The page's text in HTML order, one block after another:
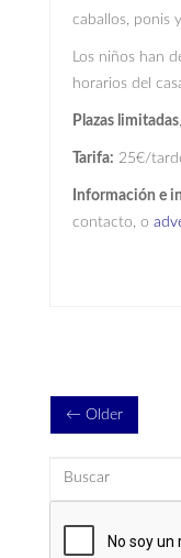
caballos, ponis
Los niños han
horarios del
Plazas limitadas
Tarifa: 25€/
Información e
contacto, o
← Older
Buscar